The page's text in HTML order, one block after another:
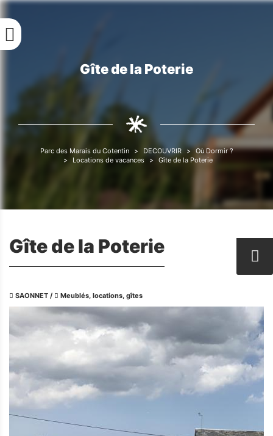
Aller
contenu
principal
Fil
d'Ariane
Gîte de la Poterie
d'Ariane
Parc des Marais du Cotentin DECOUVRIR
Où Dormir ?
Locations de vacances
Gîte de la Poterie
Gîte de la Poterie
SAONNET / Meublés, locations, gîtes